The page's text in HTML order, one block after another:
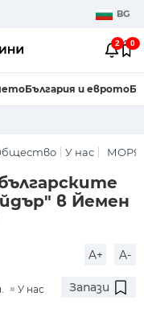
BG
2 0
България и еврото
У нас
в Йемен
A+ A-
У нас Запази